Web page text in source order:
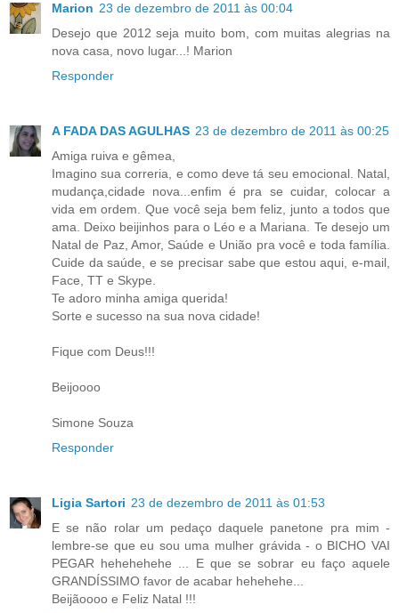
Marion 23 de dezembro de 2011 às 00:04
Desejo que 2012 seja muito bom, com muitas alegrias na
nova casa, novo lugar...! Marion
Responder
A FADA DAS AGULHAS 23 de dezembro de 2011 às 00:25
Amiga ruiva e gêmea,
Imagino sua correria, e como deve tá seu emocional. Natal,
mudança,cidade nova...enfim é pra se cuidar, colocar a
vida em ordem. Que você seja bem feliz, junto a todos que
ama. Deixo beijinhos para o Léo e a Mariana. Te desejo um
Natal de Paz, Amor, Saúde e União pra você e toda família.
Cuide da saúde, e se precisar sabe que estou aqui, e-mail,
Face, TT e Skype.
Te adoro minha amiga querida!
Sorte e sucesso na sua nova cidade!
Fique com Deus!!!
Beijoooo
Simone Souza
Responder
Ligia Sartori 23 de dezembro de 2011 às 01:53
E se não rolar um pedaço daquele panetone pra mim -
lembre-se que eu sou uma mulher grávida - o BICHO VAI
PEGAR hehehehehe ... E que se sobrar eu faço aquele
GRANDÍSSIMO favor de acabar hehehehe...
Beijãoooo e Feliz Natal !!!